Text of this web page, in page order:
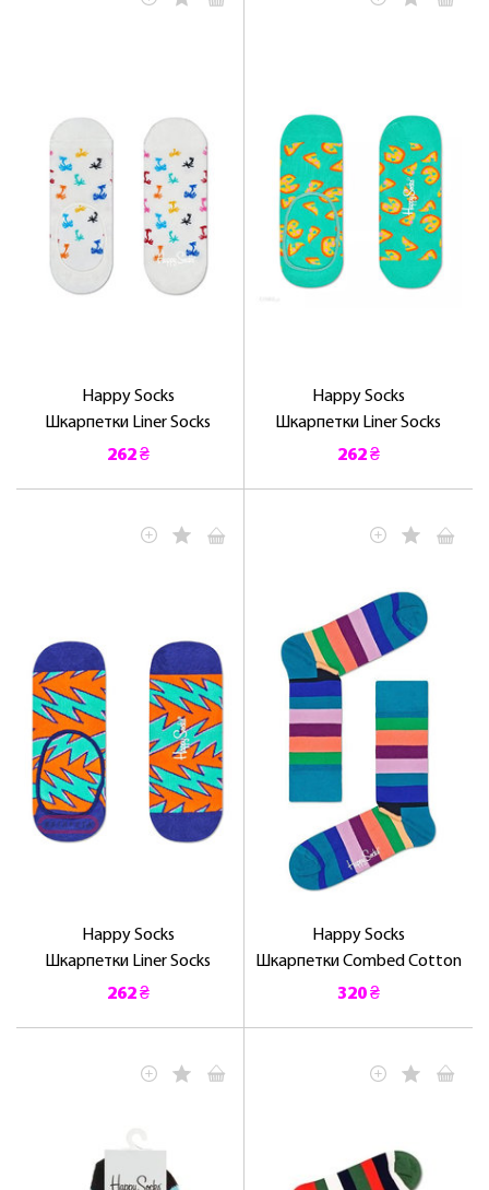
Happy Socks
Шкарпетки Liner Socks
262 ₴
Happy Socks
Шкарпетки Liner Socks
262 ₴
Happy Socks
Шкарпетки Liner Socks
262 ₴
Happy Socks
Шкарпетки Combed Cotton
320 ₴